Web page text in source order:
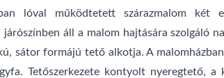
lóval működtetett szárazmalom két
áll a malom hajtására szolgáló
sátor formájú tető alkotja. A
Tetőszerkezete kontyolt nyeregtető,